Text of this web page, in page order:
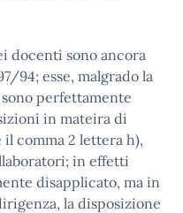
docenti sono ancora
94; esse, malgrado la
perfettamente
in mateira di
comma 2 lettera h),
in effetti
disapplicato, ma in
la disposizione